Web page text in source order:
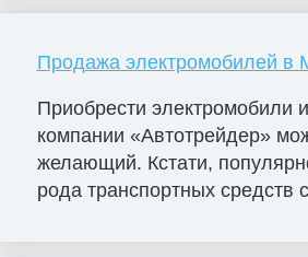
Продажа электромобилей в
Приобрести электромобили
компании «Автотрейдер»
желающий. Кстати,
рода транспортных средств